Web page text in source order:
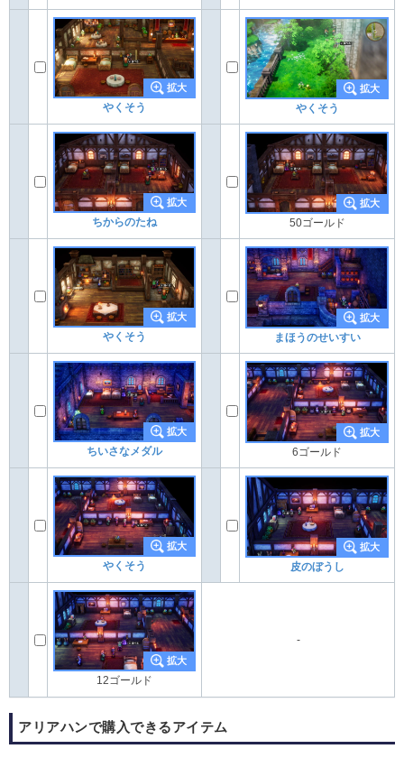
やくそう やくそう
ちからのたね 50ゴールド
やくそう まほうのせいすい
ちいさなメダル 6ゴールド
やくそう 皮のぼうし
12ゴールド
-
アリアハンで購入できるアイテム